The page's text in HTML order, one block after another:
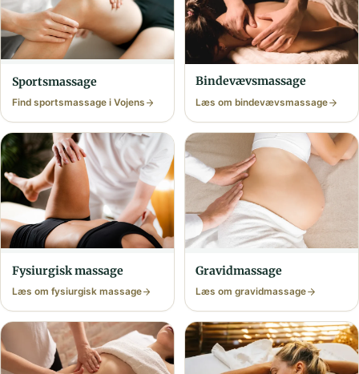
Sports­massage
Find sports­massage i Vojens
Bindevævs­massage
Læs om bindevævs­massage
Fysiurgisk massage
Læs om fysiurgisk massage
Gravid­massage
Læs om gravid­massage